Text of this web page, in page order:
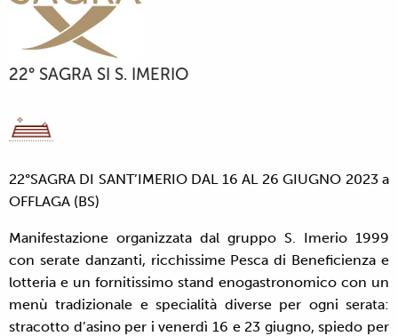
22° SAGRA SI S. IMERIO
22°SAGRA DI SANT’IMERIO DAL 16 AL 26 GIUGNO 2023 a
OFFLAGA (BS)
Manifestazione organizzata dal gruppo S. Imerio 1999
con serate danzanti, ricchissime Pesca di Beneficienza e
lotteria e un fornitissimo stand enogastronomico con un
menù tradizionale e specialità diverse per ogni serata:
stracotto d’asino per i venerdì 16 e 23 giugno, spiedo per